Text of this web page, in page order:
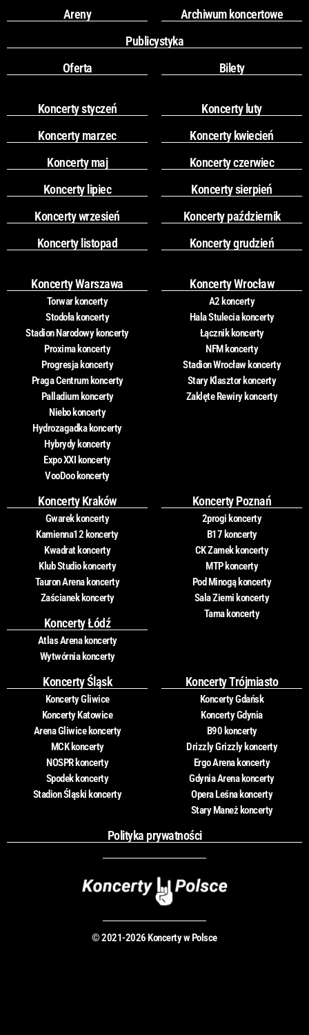
Areny
Archiwum koncertowe
Publicystyka
Oferta
Bilety
Koncerty styczeń
Koncerty luty
Koncerty marzec
Koncerty kwiecień
Koncerty maj
Koncerty czerwiec
Koncerty lipiec
Koncerty sierpień
Koncerty wrzesień
Koncerty październik
Koncerty listopad
Koncerty grudzień
Koncerty Warszawa
Torwar koncerty
Stodoła koncerty
Stadion Narodowy koncerty
Proxima koncerty
Progresja koncerty
Praga Centrum koncerty
Palladium koncerty
Niebo koncerty
Hydrozagadka koncerty
Hybrydy koncerty
Expo XXI koncerty
VooDoo koncerty
Koncerty Wrocław
A2 koncerty
Hala Stulecia koncerty
Łącznik koncerty
NFM koncerty
Stadion Wrocław koncerty
Stary Klasztor koncerty
Zaklęte Rewiry koncerty
Koncerty Kraków
Gwarek koncerty
Kamienna12 koncerty
Kwadrat koncerty
Klub Studio koncerty
Tauron Arena koncerty
Zaścianek koncerty
Koncerty Łódź
Atlas Arena koncerty
Wytwórnia koncerty
Koncerty Poznań
2progi koncerty
B17 koncerty
CK Zamek koncerty
MTP koncerty
Pod Minogą koncerty
Sala Ziemi koncerty
Tama koncerty
Koncerty Śląsk
Koncerty Gliwice
Koncerty Katowice
Arena Gliwice koncerty
MCK koncerty
NOSPR koncerty
Spodek koncerty
Stadion Śląski koncerty
Koncerty Trójmiasto
Koncerty Gdańsk
Koncerty Gdynia
B90 koncerty
Drizzly Grizzly koncerty
Ergo Arena koncerty
Gdynia Arena koncerty
Opera Leśna koncerty
Stary Maneż koncerty
Polityka prywatności
© 2021-2026 Koncerty w Polsce